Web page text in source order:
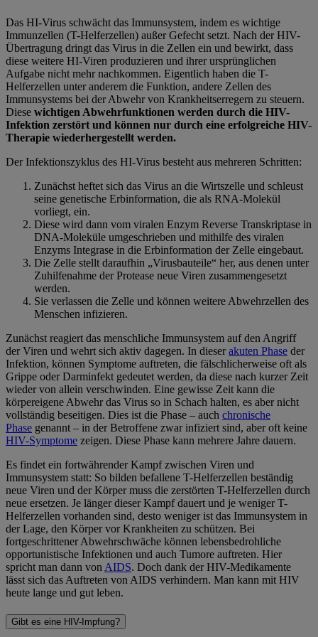
Das HI-Virus schwächt das Immunsystem, indem es wichtige
Immunzellen (T-Helferzellen) außer Gefecht setzt. Nach der HIV-
Übertragung dringt das Virus in die Zellen ein und bewirkt, dass
diese weitere HI-Viren produzieren und ihrer ursprünglichen
Aufgabe nicht mehr nachkommen. Eigentlich haben die T-
Helferzellen unter anderem die Funktion, andere Zellen des
Immunsystems bei der Abwehr von Krankheitserregern zu steuern.
Diese wichtigen Abwehrfunktionen werden durch die HIV-
Infektion zerstört und können nur durch eine erfolgreiche HIV-
Therapie wiederhergestellt werden.
Der Infektionszyklus des HI-Virus besteht aus mehreren Schritten:
Zunächst heftet sich das Virus an die Wirtszelle und schleust
seine genetische Erbinformation, die als RNA-Molekül
vorliegt, ein.
Diese wird dann vom viralen Enzym Reverse Transkriptase in
DNA-Moleküle umgeschrieben und mithilfe des viralen
Enzyms Integrase in die Erbinformation der Zelle eingebaut.
Die Zelle stellt daraufhin „Virusbauteile“ her, aus denen unter
Zuhilfenahme der Protease neue Viren zusammengesetzt
werden.
Sie verlassen die Zelle und können weitere Abwehrzellen des
Menschen infizieren.
Zunächst reagiert das menschliche Immunsystem auf den Angriff
der Viren und wehrt sich aktiv dagegen. In dieserakuten Phase der
Infektion, können Symptome auftreten, die fälschlicherweise oft als
Grippe oder Darminfekt gedeutet werden, da diese nach kurzer Zeit
wieder von allein verschwinden. Eine gewisse Zeit kann die
körpereigene Abwehr das Virus so in Schach halten, es aber nicht
vollständig beseitigen. Dies ist die Phase – auch chronische
Phase genannt – in der Betroffene zwar infiziert sind, aber oft keine
HIV-Symptome zeigen. Diese Phase kann mehrere Jahre dauern.
Es findet ein fortwährender Kampf zwischen Viren und
Immunsystem statt: So bilden befallene T-Helferzellen beständig
neue Viren und der Körper muss die zerstörten T-Helferzellen durch
neue ersetzen. Je länger dieser Kampf dauert und je weniger T-
Helferzellen vorhanden sind, desto weniger ist das Immunsystem in
der Lage, den Körper vor Krankheiten zu schützen. Bei
fortgeschrittener Abwehrschwäche können lebensbedrohliche
opportunistische Infektionen und auch Tumore auftreten. Hier
spricht man dann von AIDS. Doch dank der HIV-Medikamente
lässt sich das Auftreten von AIDS verhindern. Man kann mit HIV
heute lange und gut leben.
Gibt es eine HIV-Impfung?